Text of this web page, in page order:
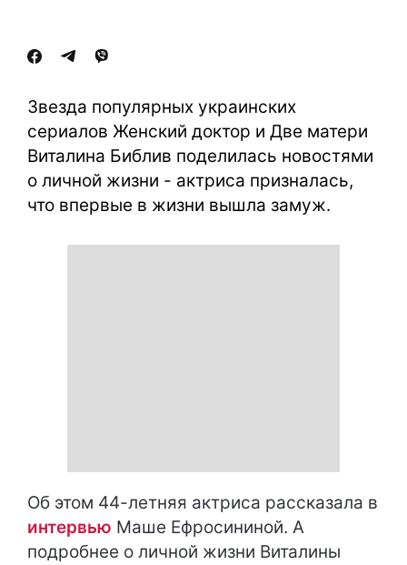
Звезда популярных украинских
сериалов Женский доктор и Две матери
Виталина Библив поделилась новостями
о личной жизни - актриса призналась,
что впервые в жизни вышла замуж.
Об этом 44-летняя актриса рассказала в
интервью Маше Ефросининой. А
подробнее о личной жизни Виталины